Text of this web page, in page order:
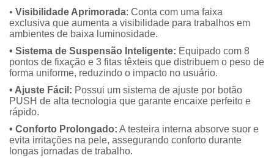
• Visibilidade Aprimorada: Conta com uma faixa
exclusiva que aumenta a visibilidade para trabalhos em
ambientes de baixa luminosidade.
• Sistema de Suspensão Inteligente: Equipado com 8
pontos de fixação e 3 fitas têxteis que distribuem o peso de
forma uniforme, reduzindo o impacto no usuário.
• Ajuste Fácil: Possui um sistema de ajuste por botão
PUSH de alta tecnologia que garante encaixe perfeito e
rápido.
• Conforto Prolongado: A testeira interna absorve suor e
evita irritações na pele, assegurando conforto durante
longas jornadas de trabalho.